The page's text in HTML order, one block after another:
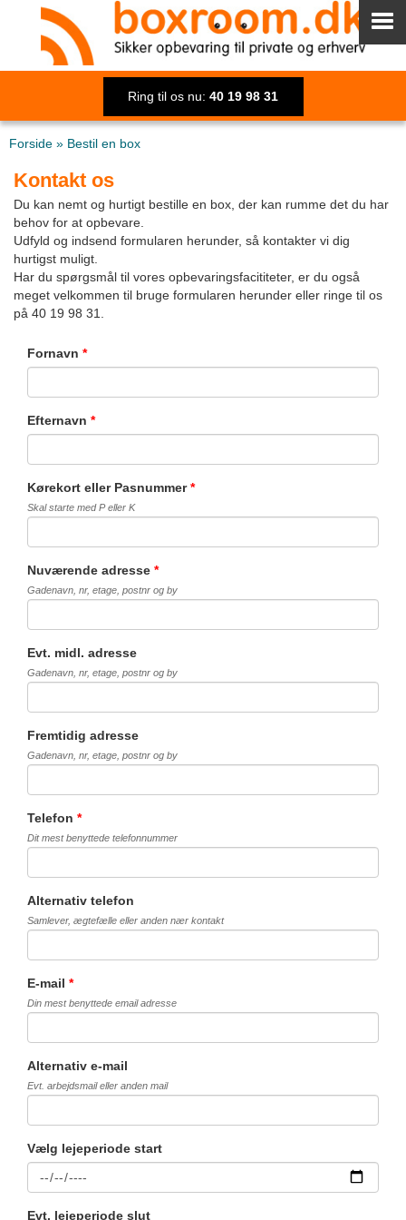
Ring til os nu: 40 19 98 31
Forside » Bestil en box
Kontakt os
Du kan nemt og hurtigt bestille en box, der kan rumme det du har
behov for at opbevare.
Udfyld og indsend formularen herunder, så kontakter vi dig
hurtigst muligt.
Har du spørgsmål til vores opbevaringsfacititeter, er du også
meget velkommen til bruge formularen herunder eller ringe til os
på 40 19 98 31.
Fornavn *
Efternavn *
Kørekort eller Pasnummer*
Skal starte med P eller K
Nuværende adresse *
Gadenavn, nr, etage, postnr og by
Evt. midl. adresse
Gadenavn, nr, etage, postnr og by
Fremtidig adresse
Gadenavn, nr, etage, postnr og by
Telefon *
Dit mest benyttede telefonnummer
Alternativ telefon
Samlever, ægtefælle eller anden nær kontakt
E-mail *
Din mest benyttede email adresse
Alternativ e-mail
Evt. arbejdsmail eller anden mail
Vælg lejeperiode start
Evt. lejeperiode slut